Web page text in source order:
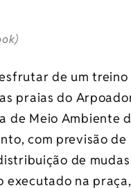
de um
praias do
de Meio Ambiente
com previsão
de
executado na praça,